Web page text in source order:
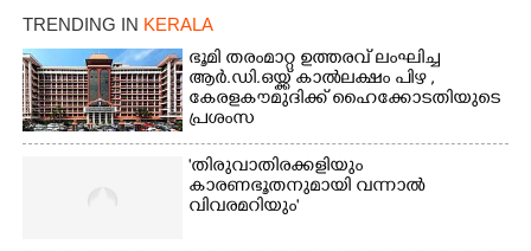
TRENDING IN KERALA
ഭൂമി തരംമാറ്റ ഉത്തരവ് ലംഘിച്ച
ആർ.ഡി.ഒയ്ക്ക് കാൽലക്ഷം പിഴ ,​
കേരളകൗമുദിക്ക് ഹൈക്കോടതിയുടെ
പ്രശംസ
'തിരുവാതിരക്കളിയും
കാരണഭൂതനുമായി വന്നാൽ
വിവരമറിയും '